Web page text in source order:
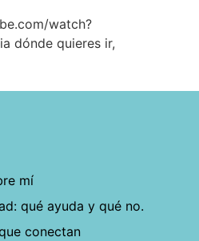
watch?
dónde quieres ir,
mí
qué ayuda y qué no.
conectan